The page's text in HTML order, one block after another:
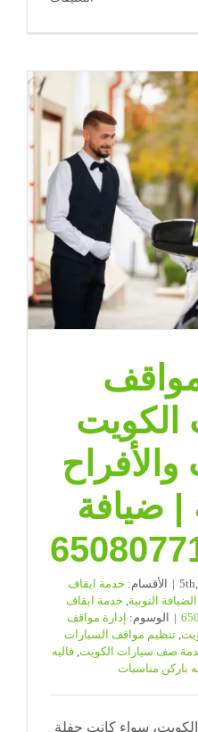
الكويت
لتنظيم
|
ضيافة
الكويت
65080771
مغلقة
الكويت
| ضيافة
| الأقسام: خدمة ايقاف
, خدمة ايقاف
| الوسوم: إدارة مواقف
, تنظيم مواقف السيارات
صف سيارات الكويت, فاليه
باركن مناسبات
سواء كانت حفلة